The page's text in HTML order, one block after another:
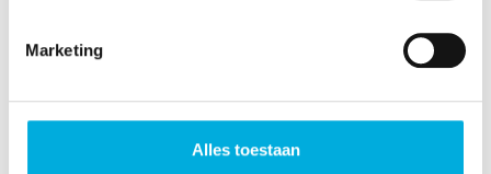
Marketing
Alles toestaan
Meer informatie?
Wim Geneugelijk
Divisiedirecteur Energieinfrastructuur